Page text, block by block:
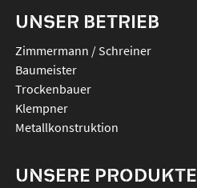
UNSER BETRIEB
Zimmermann / Schreiner
Baumeister
Trockenbauer
Klempner
Metallkonstruktion
UNSERE PRODUKTE